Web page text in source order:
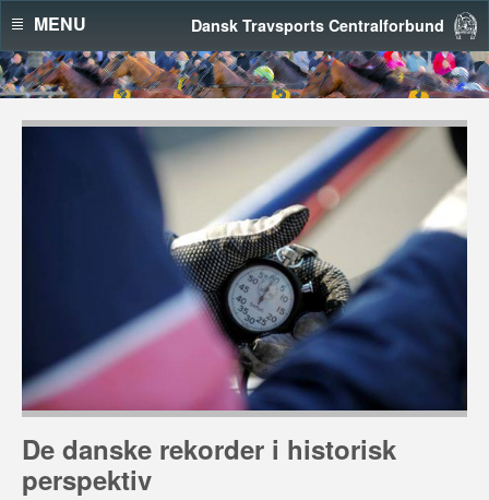
Dansk Travsports Centralforbund
MENU
De danske rekorder i historisk
perspektiv